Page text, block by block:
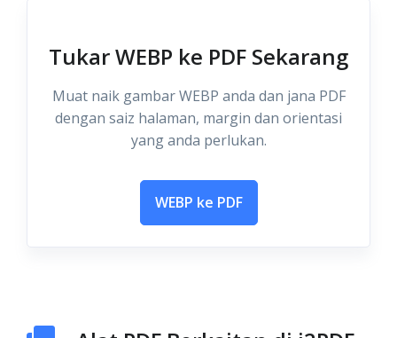
Tukar WEBP ke PDF Sekarang
Muat naik gambar WEBP anda dan jana PDF
dengan saiz halaman, margin dan orientasi
yang anda perlukan.
WEBP ke PDF